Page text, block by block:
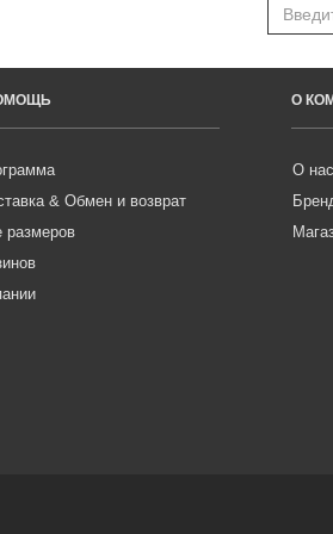
& Обмен и возврат
размеров
О
О нас